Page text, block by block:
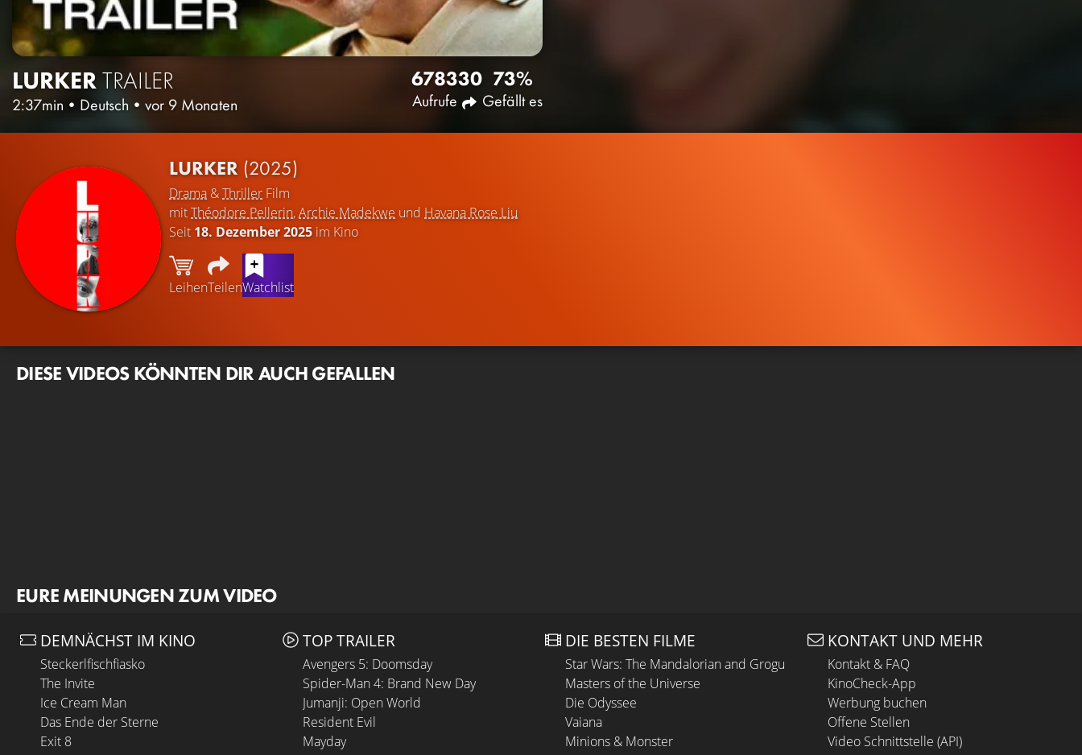
LURKERTRAILER
2:37min • Deutsch • vor 9 Monaten
6783
Aufrufe
30 73%
Gefällt es
LURKER (2025)
Drama &Thriller Film
mitThéodore Pellerin,Archie Madekwe und Havana Rose Liu
Seit 18. Dezember 2025im Kino
LeihenTeilenWatchlist
DIESE VIDEOS KÖNNTEN DIR AUCH GEFALLEN
EURE MEINUNGEN ZUM VIDEO
DEMNÄCHST IM KINO
Steckerlfischfiasko
The Invite
Ice Cream Man
Das Ende der Sterne
Exit 8
TOP TRAILER
Avengers 5: Doomsday
Spider-Man 4: Brand New Day
Jumanji: Open World
Resident Evil
Mayday
DIE BESTEN FILME
Star Wars: The Mandalorian and Grogu
Masters of the Universe
Die Odyssee
Vaiana
Minions & Monster
KONTAKT UND MEHR
Kontakt & FAQ
KinoCheck-App
Werbung buchen
Offene Stellen
Video Schnittstelle (API)